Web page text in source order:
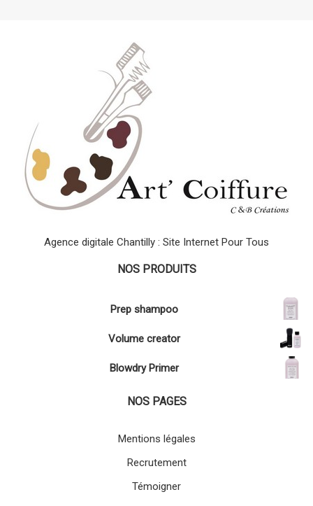
Agence digitale Chantilly : Site Internet Pour Tous
NOS PRODUITS
Prep shampoo
Volume creator
Blowdry Primer
NOS PAGES
Mentions légales
Recrutement
Témoigner